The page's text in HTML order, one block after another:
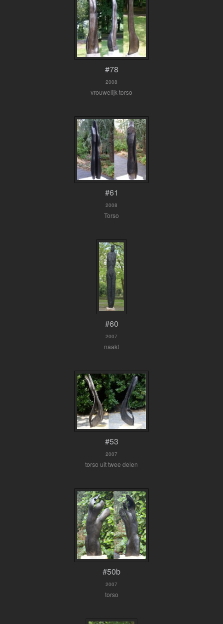
#78
2008
vrouwelijk torso
#61
2008
Torso
#60
2007
naakt
#53
2007
torso uit twee delen
#50b
2007
torso